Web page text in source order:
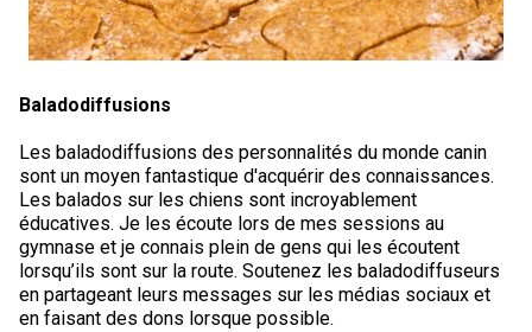
Baladodiffusions
Les baladodiffusions des personnalités du monde canin
sont un moyen fantastique d'acquérir des connaissances.
Les balados sur les chiens sont incroyablement
éducatives. Je les écoute lors de mes sessions au
gymnase et je connais plein de gens qui les écoutent
lorsqu’ils sont sur la route. Soutenez les baladodiffuseurs
en partageant leurs messages sur les médias sociaux et
en faisant des dons lorsque possible.